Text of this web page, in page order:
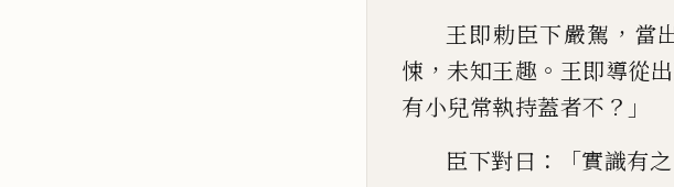
王即勅臣下嚴駕 ， 當
悚 ， 未知王趣 。 王即導從
有小兒常執持蓋者不 ？」
臣下對曰 ：「實識有之